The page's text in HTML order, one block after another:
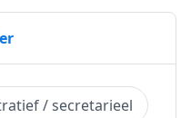
/ secretarieel